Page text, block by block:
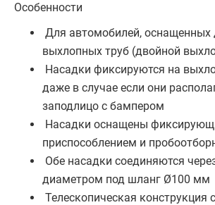
Особенности
Для автомобилей,
выхлопных труб (двойной
Насадки фиксируются на
даже в случае если они
заподлицо с бампером
Насадки оснащены
приспособлением и
Обе насадки соединяются
диаметром под шланг Ø100 мм
Телескопическая конструкция